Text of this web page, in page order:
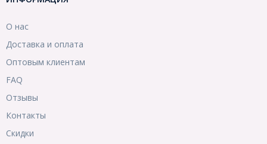
О нас
Доставка и оплата
Оптовым клиентам
FAQ
Отзывы
Контакты
Скидки